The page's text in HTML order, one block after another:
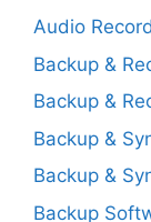
Audio
Backup &
Backup &
Backup &
Backup &
Backup